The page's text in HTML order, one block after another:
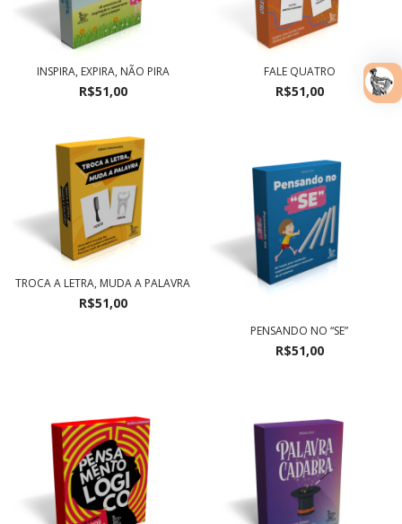
INSPIRA, EXPIRA, NÃO PIRA
R$51,00
FALE QUATRO
R$51,00
TROCA A LETRA, MUDA A PALAVRA
R$51,00
PENSANDO NO “SE”
R$51,00